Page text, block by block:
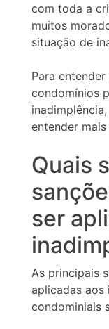
com toda a
muitos
situação de
Para
condomínios
entender
Quais
ser
As principais
aplicadas aos
condominiais